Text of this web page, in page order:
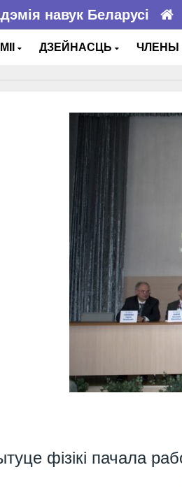
навук Беларусі
ДЗЕЙНАСЦЬ ЧЛЕНЫ
фізікі пачала